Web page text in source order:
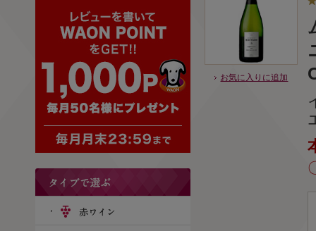
お気に入りに追加